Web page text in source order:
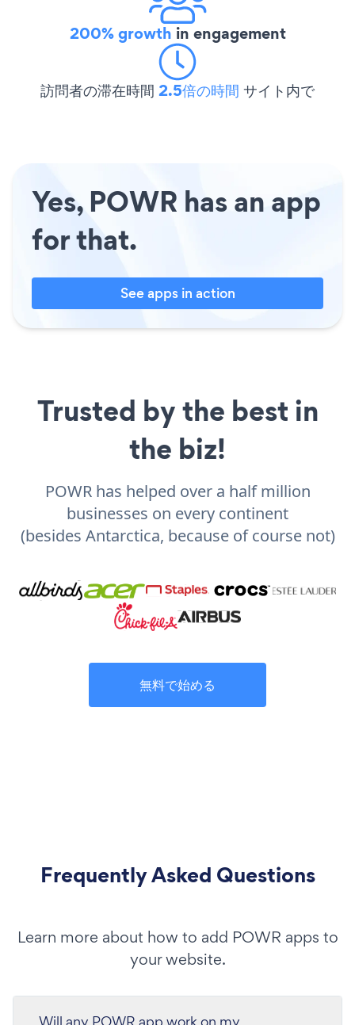
200% growth in engagement
訪問者の滞在時間 2.5倍の時間 サイト内で
Yes, POWR has an app
for that.
See apps in action
Trusted by the best in
the biz!
POWR has helped over a half million
businesses on every continent
(besides Antarctica, because of course not)
無料で始める
Frequently Asked Questions
Learn more about how to add POWR apps to
your website.